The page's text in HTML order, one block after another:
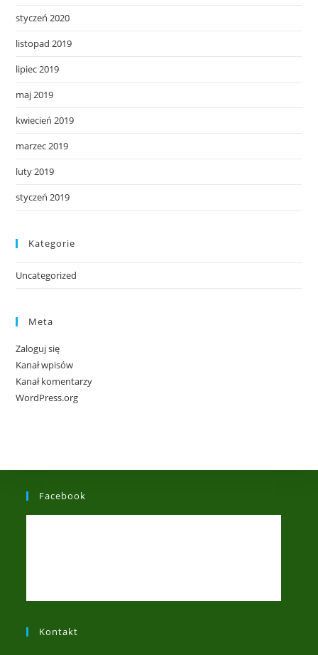
styczeń 2020
listopad 2019
lipiec 2019
maj 2019
kwiecień 2019
marzec 2019
luty 2019
styczeń 2019
Kategorie
Uncategorized
Meta
Zaloguj się
Kanał wpisów
Kanał komentarzy
WordPress.org
Facebook
Kontakt